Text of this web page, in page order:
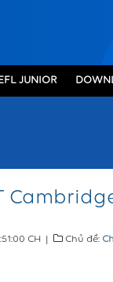
JUNIOR
CH | Chủ đề: